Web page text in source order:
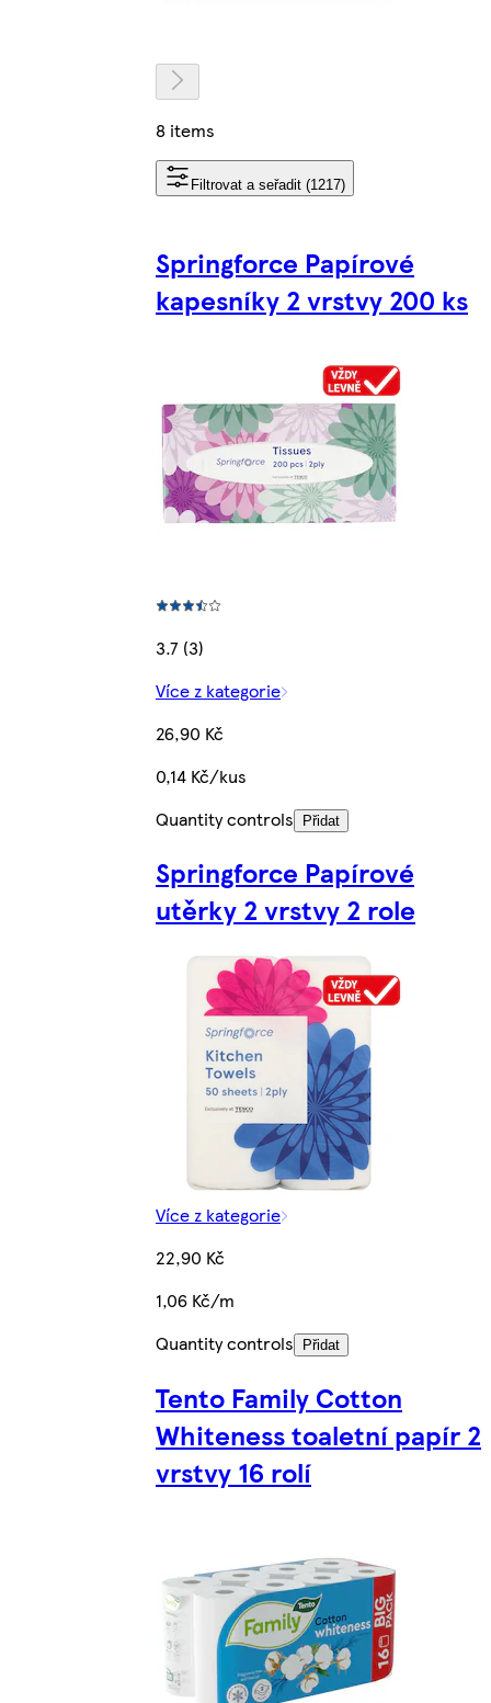
8 items
Filtrovat a seřadit (1217)
Springforce Papírové
kapesníky 2 vrstvy 200 ks
3.7 (3)
Více z kategorie
26,90 Kč
0,14 Kč/kus
Quantity controls
Přidat
Springforce Papírové
utěrky 2 vrstvy 2 role
Více z kategorie
22,90 Kč
1,06 Kč/m
Quantity controls
Přidat
Tento Family Cotton
Whiteness toaletní papír 2
vrstvy 16 rolí